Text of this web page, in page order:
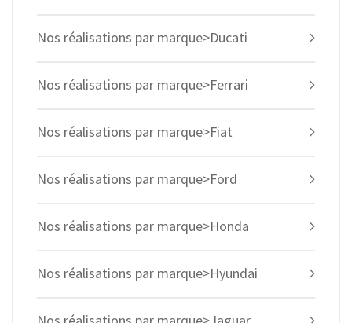
Nos réalisations par marque>Ducati
Nos réalisations par marque>Ferrari
Nos réalisations par marque>Fiat
Nos réalisations par marque>Ford
Nos réalisations par marque>Honda
Nos réalisations par marque>Hyundai